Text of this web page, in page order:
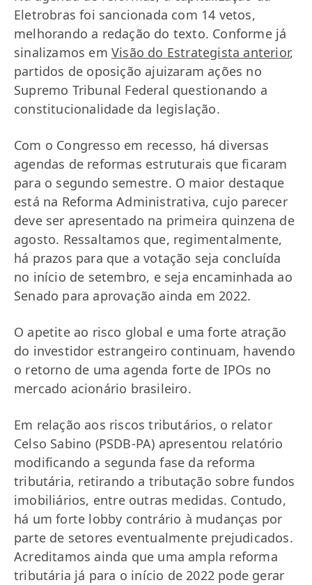
Eletrobras foi sancionada com 14 vetos,
melhorando a redação do texto. Conforme já
sinalizamos em Visão do Estrategista anterior,
partidos de oposição ajuizaram ações no
Supremo Tribunal Federal questionando a
constitucionalidade da legislação.
Com o Congresso em recesso, há diversas
agendas de reformas estruturais que ficaram
para o segundo semestre. O maior destaque
está na Reforma Administrativa, cujo parecer
deve ser apresentado na primeira quinzena de
agosto. Ressaltamos que, regimentalmente,
há prazos para que a votação seja concluída
no início de setembro, e seja encaminhada ao
Senado para aprovação ainda em 2022.
O apetite ao risco global e uma forte atração
do investidor estrangeiro continuam, havendo
o retorno de uma agenda forte de IPOs no
mercado acionário brasileiro.
Em relação aos riscos tributários, o relator
Celso Sabino (PSDB-PA) apresentou relatório
modificando a segunda fase da reforma
tributária, retirando a tributação sobre fundos
imobiliários, entre outras medidas. Contudo,
há um forte lobby contrário à mudanças por
parte de setores eventualmente prejudicados.
Acreditamos ainda que uma ampla reforma
tributária já para o início de 2022 pode gerar